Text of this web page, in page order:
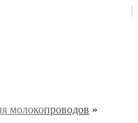
молокопроводов »